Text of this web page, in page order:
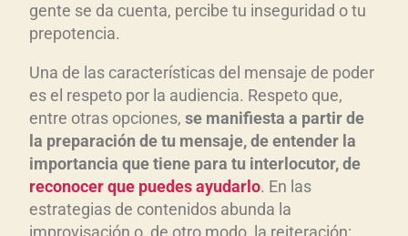
gente se da cuenta, percibe tu inseguridad o tu
prepotencia.
Una de las características del mensaje de poder
es el respeto por la audiencia. Respeto que,
entre otras opciones, se manifiesta a partir de
la preparación de tu mensaje, de entender la
importancia que tiene para tu interlocutor, de
reconocer que puedes ayudarlo. En las
estrategias de contenidos abunda la